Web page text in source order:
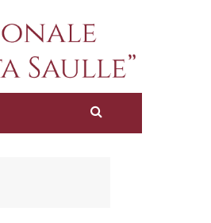
dei diritti